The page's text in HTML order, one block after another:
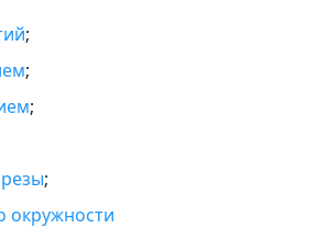
;
;
;
;
окружности